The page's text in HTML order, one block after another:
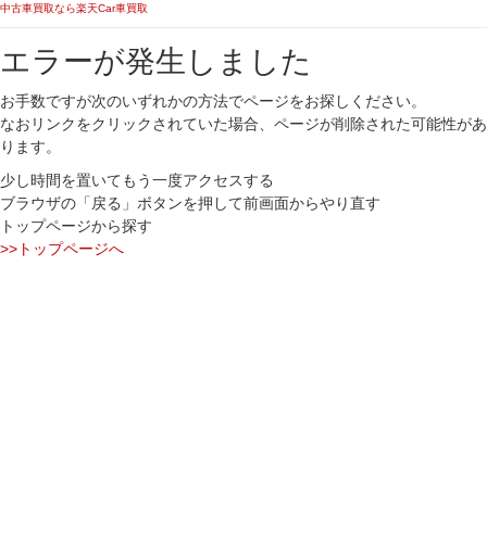
中古車買取なら楽天Car車買取
エラーが発生しました
お手数ですが次のいずれかの方法でページをお探しください。
なおリンクをクリックされていた場合、ページが削除された可能性があ
ります。
少し時間を置いてもう一度アクセスする
ブラウザの「戻る」ボタンを押して前画面からやり直す
トップページから探す
>>トップページへ